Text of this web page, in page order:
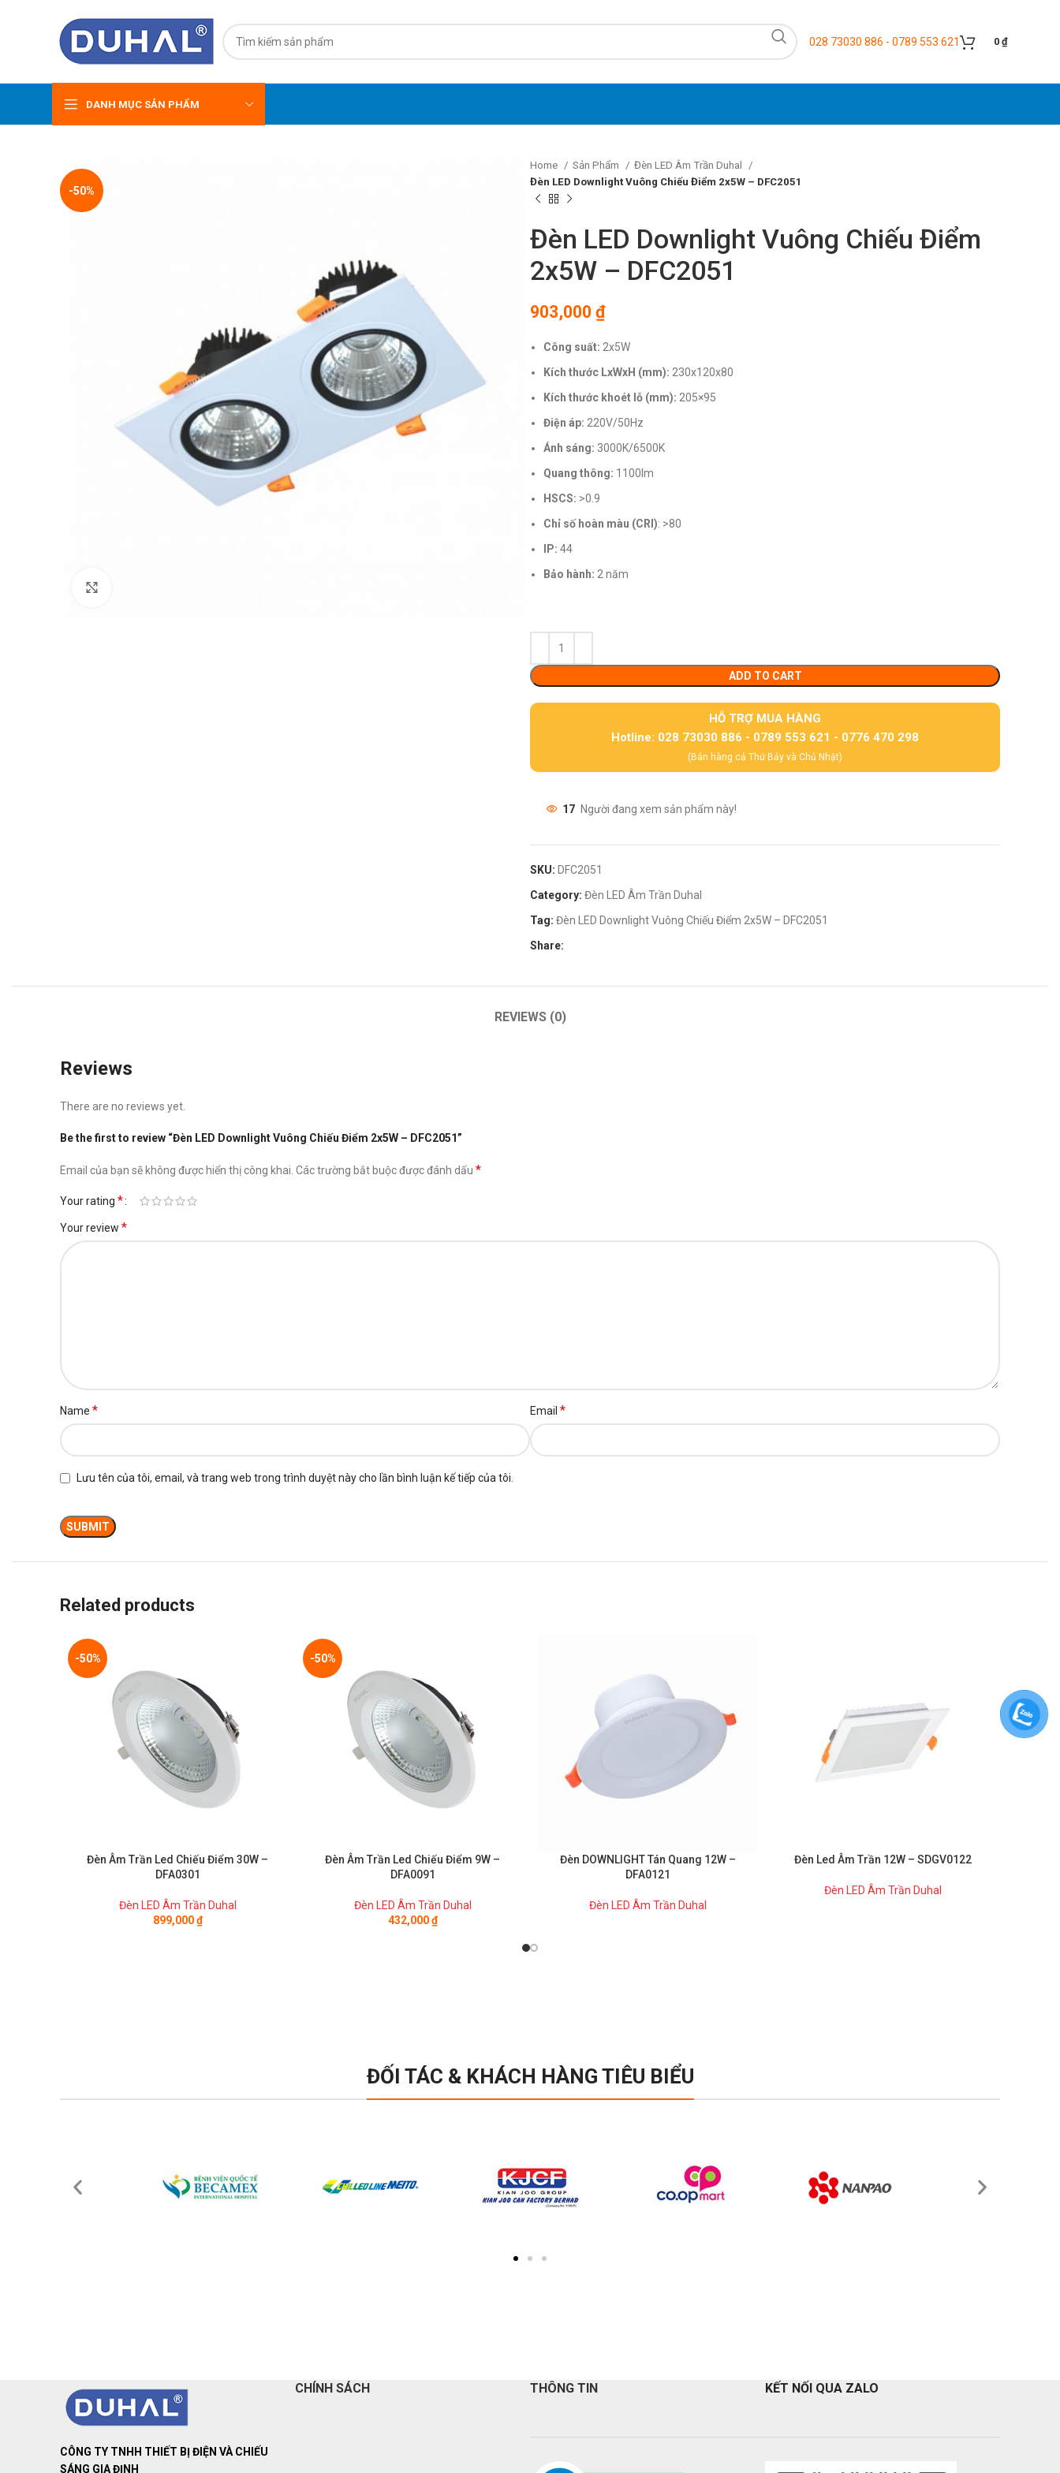
028 73030 886 - 0789 553 621 0 ₫
DANH MỤC SẢN PHẨM
-50%
Home Sản Phẩm
Đèn LED Âm Trần Duhal
Đèn LED Downlight Vuông Chiếu Điểm 2x5W – DFC2051
Đèn LED Downlight Vuông Chiếu Điểm
2x5W – DFC2051
903,000 ₫
Công suất: 2x5W
Kích thước LxWxH (mm): 230x120x80
Kích thước khoét lỗ (mm): 205×95
Điện áp: 220V/50Hz
Ánh sáng: 3000K/6500K
Quang thông: 1100lm
HSCS: >0.9
Chỉ số hoàn màu (CRI): >80
IP: 44
Bảo hành: 2 năm
ADD TO CART
HỖ TRỢ MUA HÀNG
Hotline: 028 73030 886 - 0789 553 621 - 0776 470 298
(Bán hàng cả Thứ Bảy và Chủ Nhật)
17 Người đang xem sản phẩm này!
SKU: DFC2051
Category: Đèn LED Âm Trần Duhal
Tag: Đèn LED Downlight Vuông Chiếu Điểm 2x5W – DFC2051
Share:
REVIEWS (0)
Reviews
There are no reviews yet.
Be the first to review “Đèn LED Downlight Vuông Chiếu Điểm 2x5W – DFC2051”
Email của bạn sẽ không được hiển thị công khai. Các trường bắt buộc được đánh dấu *
Your rating *
Your review *
Name * Email *
Lưu tên của tôi, email, và trang web trong trình duyệt này cho lần bình luận kế tiếp của tôi.
Related products
-50%
Đèn Âm Trần Led Chiếu Điểm 30W –
DFA0301
Đèn LED Âm Trần Duhal
899,000₫
-50%
Đèn Âm Trần Led Chiếu Điểm 9W –
DFA0091
Đèn LED Âm Trần Duhal
432,000₫
Đèn DOWNLIGHT Tán Quang 12W –
DFA0121
Đèn LED Âm Trần Duhal
Đèn Led Âm Trần 12W – SDGV0122
Đèn LED Âm Trần Duhal
ĐỐI TÁC & KHÁCH HÀNG TIÊU BIỂU
CÔNG TY TNHH THIẾT BỊ ĐIỆN VÀ CHIẾU
SÁNG GIA ĐỊNH
CHÍNH SÁCH THÔNG TIN KẾT NỐI QUA ZALO